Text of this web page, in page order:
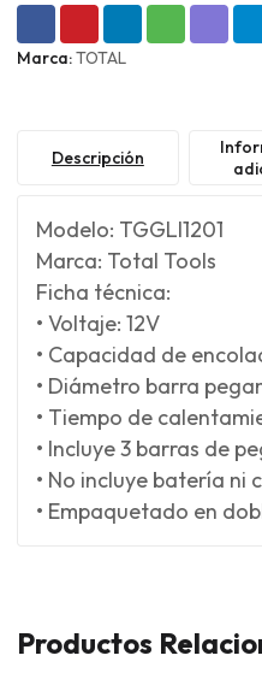
Marca:TOTAL
Descripción
Modelo: TGGLI1201
Marca: Total Tools
Ficha técnica:
• Voltaje: 12V
• Capacidad de
• Diámetro barra
• Tiempo de
• Incluye 3 barras de
• No incluye batería ni
• Empaquetado en
Productos